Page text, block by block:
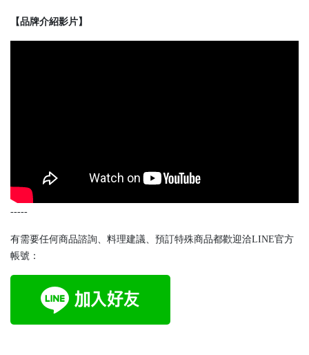
【品牌介紹影片】
-----
有需要任何商品諮詢、料理建議、預訂特殊商品都歡迎洽LINE官方
帳號：